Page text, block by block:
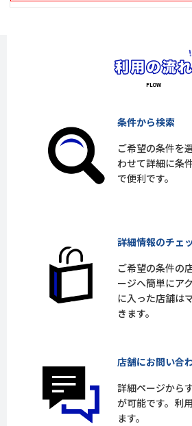
条件から検索
ご希望の条件を
わせて詳細に条
で便利です。
詳細情報のチェ
ご希望の条件の
ージへ簡単にア
に入った店舗は
きます。
店舗にお問い合
詳細ページから
が可能です。利
ます。